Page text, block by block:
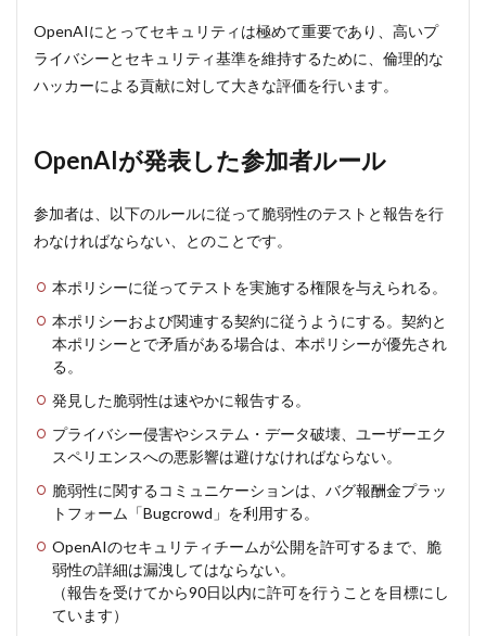
が発表
した参
OpenAIにとってセキュリティは極めて重要であり、高いプ
ライバシーとセキュリティ基準を維持するために、倫理的な
ハッカーによる貢献に対して大きな評価を行います。
OpenAIが発表した参加者ルール
参加者は、以下のルールに従って脆弱性のテストと報告を行
わなければならない、とのことです。
本ポリシーに従ってテストを実施する権限を与えられる。
本ポリシーおよび関連する契約に従うようにする。契約と
本ポリシーとで矛盾がある場合は、本ポリシーが優先され
る。
発見した脆弱性は速やかに報告する。
プライバシー侵害やシステム・データ破壊、ユーザーエク
スペリエンスへの悪影響は避けなければならない。
脆弱性に関するコミュニケーションは、バグ報酬金プラッ
トフォーム「Bugcrowd」を利用する。
OpenAIのセキュリティチームが公開を許可するまで、脆
弱性の詳細は漏洩してはならない。
（報告を受けてから90日以内に許可を行うことを目標にし
ています）